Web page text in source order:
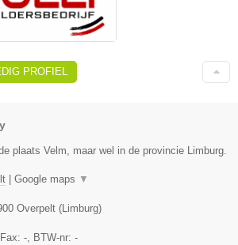
PROFIEL
plaats Velm, maar wel in de provincie Limburg.
Google maps ▼
Overpelt (Limburg)
-, BTW-nr: -